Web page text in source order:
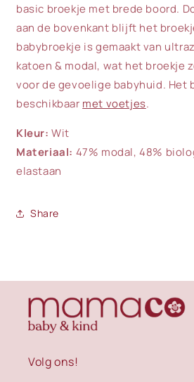
basic broekje met brede boord.
aan de bovenkant blijft het
babybroekje is gemaakt van
katoen & modal, wat het broekje
voor de gevoelige babyhuid. Het
beschikbaar met voetjes.
Kleur: Wit
Materiaal: 47% modal, 48%
elastaan
Share
Volg ons!